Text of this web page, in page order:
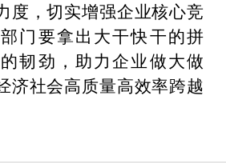
度，切实增强企业核心竞
门要拿出大干快干的拼
韧劲，助力企业做大做
济社会高质量高效率跨越